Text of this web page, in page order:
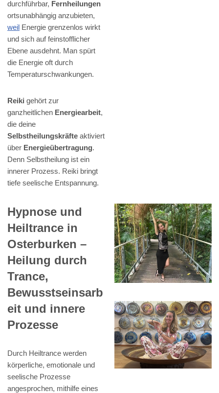
durchführbar, Fernheilungen
ortsunabhängig anzubieten,
weil Energie grenzenlos wirkt
und sich auf feinstofflicher
Ebene ausdehnt. Man spürt
die Energie oft durch
Temperaturschwankungen.
Reiki gehört zur
ganzheitlichen Energiearbeit,
die deine
Selbstheilungskräfte aktiviert
über Energieübertragung.
Denn Selbstheilung ist ein
innerer Prozess. Reiki bringt
tiefe seelische Entspannung.
Hypnose und
Heiltrance in
Osterburken –
Heilung durch
Trance,
Bewusstseinsarb
eit und innere
Prozesse
Durch Heiltrance werden
körperliche, emotionale und
seelische Prozesse
angesprochen, mithilfe eines